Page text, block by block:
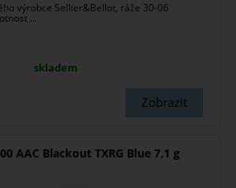
výrobce Sellier&Bellot, ráže 30-06
...
skladem
Zobrazit
AAC Blackout TXRG Blue 7,1 g